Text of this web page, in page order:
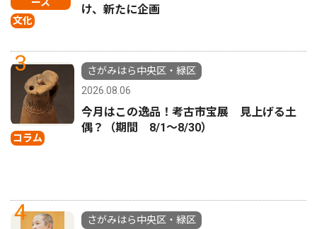
文化
け、新たに企画
3
コラム
さがみはら中央区・緑区
2026.08.06
今月はこの逸品！考古市宝展 見上げる土
偶？（期間 8/1〜8/30）
4
さがみはら中央区・緑区